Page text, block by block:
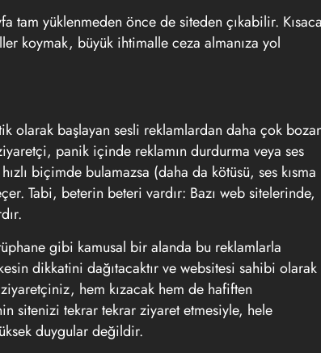
tam yüklenmeden önce de siteden çıkabilir.
koymak, büyük ihtimalle ceza almanıza yol
olarak başlayan sesli reklamlardan daha çok
panik içinde reklamın durdurma veya ses
biçimde bulamazsa (daha da kötüsü, ses kısma
Tabi, beterin beteri vardır: Bazı web sitelerinde,
gibi kamusal bir alanda bu reklamlarla
dikkatini dağıtacaktır ve websitesi sahibi olarak
hem kızacak hem de hafiften
sitenizi tekrar tekrar ziyaret etmesiyle, hele
duygular değildir.